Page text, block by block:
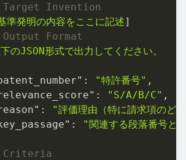
Target Invention
準発明の内容をここに記述
Format
のJSON形式で出力してください。
"特許番号"
"S/A/B/C"
"評価理由（特に請求項のど
"関連する段落番号と
Criteria